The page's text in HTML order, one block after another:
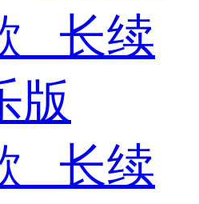
长续
版
长续